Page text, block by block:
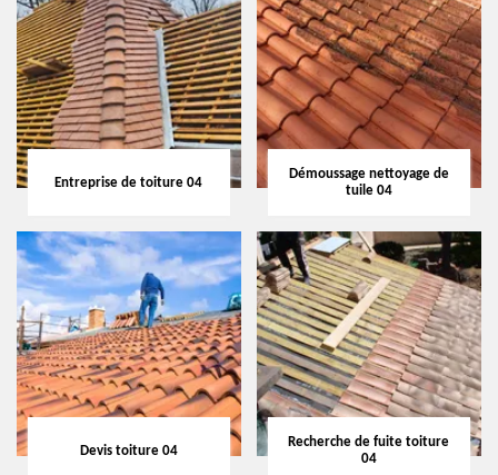
Entreprise de toiture 04
Démoussage nettoyage de
tuile 04
Devis toiture 04
Recherche de fuite toiture
04